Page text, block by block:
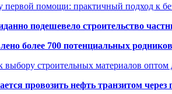
первой помощи: практичный подход к
подешевело строительство
более 700 потенциальных
строительных материалов оптом
провозить нефть транзитом